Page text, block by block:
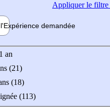
Appliquerle filtre
Expérience demandée
an
(21)
(18)
(113)